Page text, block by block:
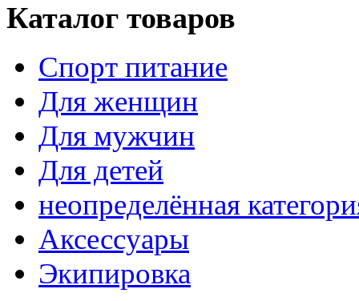
Каталог товаров
Спорт питание
Для женщин
Для мужчин
Для детей
неопределённая
Аксессуары
Экипировка